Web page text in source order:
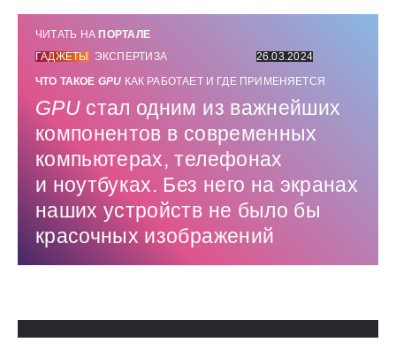
ЧИТАТЬ НА ПОРТАЛЕ
ГАДЖЕТЫ
ЭКСПЕРТИЗА
26.03.2024
ЧТО ТАКОЕ GPU КАК РАБОТАЕТ И ГДЕ ПРИМЕНЯЕТСЯ
GPU стал одним из важнейших
компонентов в современных
компьютерах, телефонах
и ноутбуках. Без него на экранах
наших устройств не было бы
красочных изображений